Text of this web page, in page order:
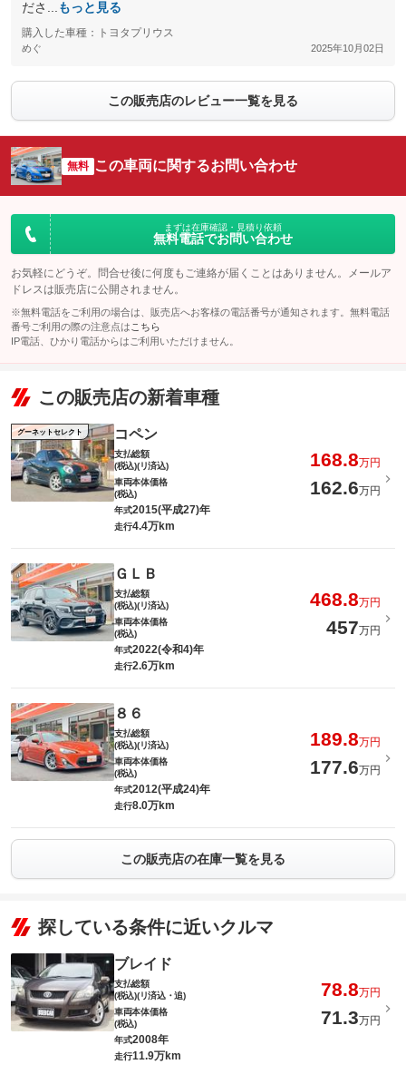
ださ... もっと見る
購入した車種：トヨタプリウス
めぐ 2025年10月02日
この販売店のレビュー一覧を見る
無料 この車両に関するお問い合わせ
まずは在庫確認・見積り依頼
無料電話でお問い合わせ
お気軽にどうぞ。問合せ後に何度もご連絡が届くことはありません。メールア
ドレスは販売店に公開されません。
※無料電話をご利用の場合は、販売店へお客様の電話番号が通知されます。無料電話
番号ご利用の際の注意点は こちら
IP電話、ひかり電話からはご利用いただけません。
この販売店の新着車種
グーネットセレクト コペン
支払総額
(税込)(リ済込)
168.8万円
車両本体価格
(税込)
162.6万円
年式2015(平成27)年
走行4.4万km
ＧＬＢ
支払総額
(税込)(リ済込)
468.8万円
車両本体価格
(税込)
457万円
年式2022(令和4)年
走行2.6万km
８６
支払総額
(税込)(リ済込)
189.8万円
車両本体価格
(税込)
177.6万円
年式2012(平成24)年
走行8.0万km
この販売店の在庫一覧を見る
探している条件に近いクルマ
ブレイド
支払総額
(税込)(リ済込・追)
78.8万円
車両本体価格
(税込)
71.3万円
年式2008年
走行11.9万km